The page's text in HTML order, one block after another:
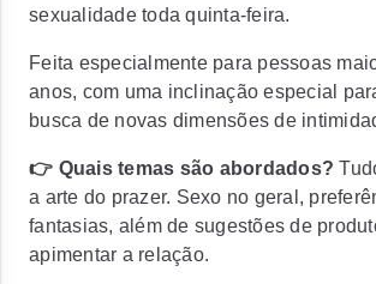
sexualidade toda quinta-feira.
Feita especialmente para pessoas
anos, com uma inclinação especial
busca de novas dimensões de
👉 Quais temas são abordados?
a arte do prazer. Sexo no geral,
fantasias, além de sugestões de
apimentar a relação.